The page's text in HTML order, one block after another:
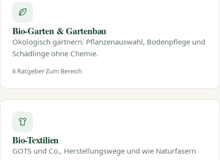
Bio-Garten & Gartenbau
Ökologisch gärtnern: Pflanzenauswahl, Bodenpflege und
Schädlinge ohne Chemie.
6 RatgeberZum Bereich
Bio-Textilien
GOTS und Co., Herstellungswege und wie Naturfasern